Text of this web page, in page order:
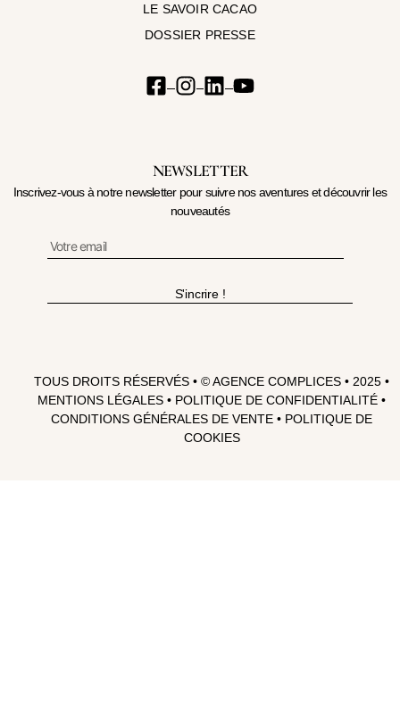
LE SAVOIR CACAO
DOSSIER PRESSE
NEWSLETTER
Inscrivez-vous à notre newsletter pour suivre nos aventures et découvrir les
nouveautés
S'incrire !
TOUS DROITS RÉSERVÉS • ©AGENCE COMPLICES • 2025 •
MENTIONS LÉGALES • POLITIQUE DE CONFIDENTIALITÉ •
CONDITIONS GÉNÉRALES DE VENTE • POLITIQUE DE
COOKIES